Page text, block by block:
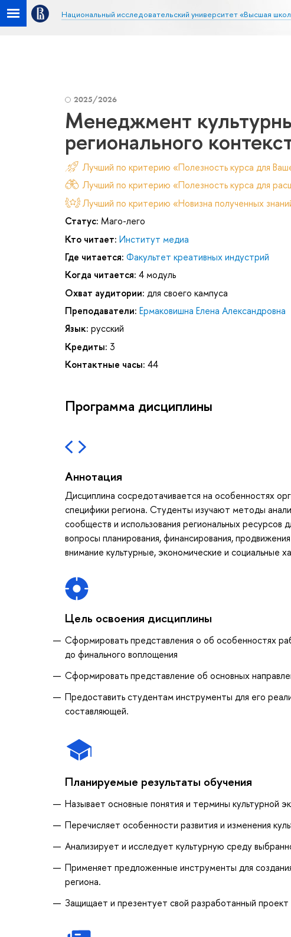
Национальный исследовательский университет «Высшая
2025/2026
Менеджмент
регионального
Лучший по критерию «Полезность курса для
Лучший по критерию «Полезность курса для
Лучший по критерию «Новизна полученных
Статус: Маго-лего
Кто читает: Институт медиа
Где читается: Факультет креативных индустрий
Когда читается: 4 модуль
Охват аудитории: для своего кампуса
Преподаватели: Ермаковишна Елена Александровна
Язык: русский
Кредиты: 3
Контактные часы: 44
Программа дисциплины
Аннотация
Дисциплина сосредотачивается на особенностях
специфики региона. Студенты изучают методы
сообществ и использования региональных
вопросы планирования, финансирования,
внимание культурные, экономические и социальные
Цель освоения дисциплины
Сформировать представления о об особенностях
до финального воплощения
Сформировать представление об основных
Предоставить студентам инструменты для его
составляющей.
Планируемые результаты обучения
Называет основные понятия и термины культурной
Перечисляет особенности развития и изменения
Анализирует и исследует культурную среду
Применяет предложенные инструменты для
региона.
Защищает и презентует свой разработанный